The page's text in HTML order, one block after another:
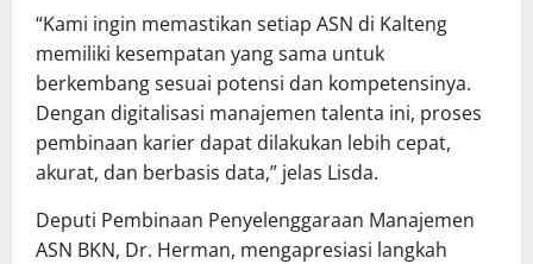
“Kami ingin memastikan setiap ASN di Kalteng
memiliki kesempatan yang sama untuk
berkembang sesuai potensi dan kompetensinya.
Dengan digitalisasi manajemen talenta ini, proses
pembinaan karier dapat dilakukan lebih cepat,
akurat, dan berbasis data,” jelas Lisda.
Deputi Pembinaan Penyelenggaraan Manajemen
ASN BKN, Dr. Herman, mengapresiasi langkah